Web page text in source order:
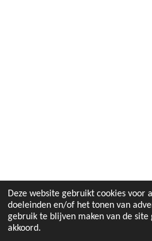
Deze website gebruikt cookies voor
doeleinden en/of het tonen van
gebruik te blijven maken van de site
akkoord.